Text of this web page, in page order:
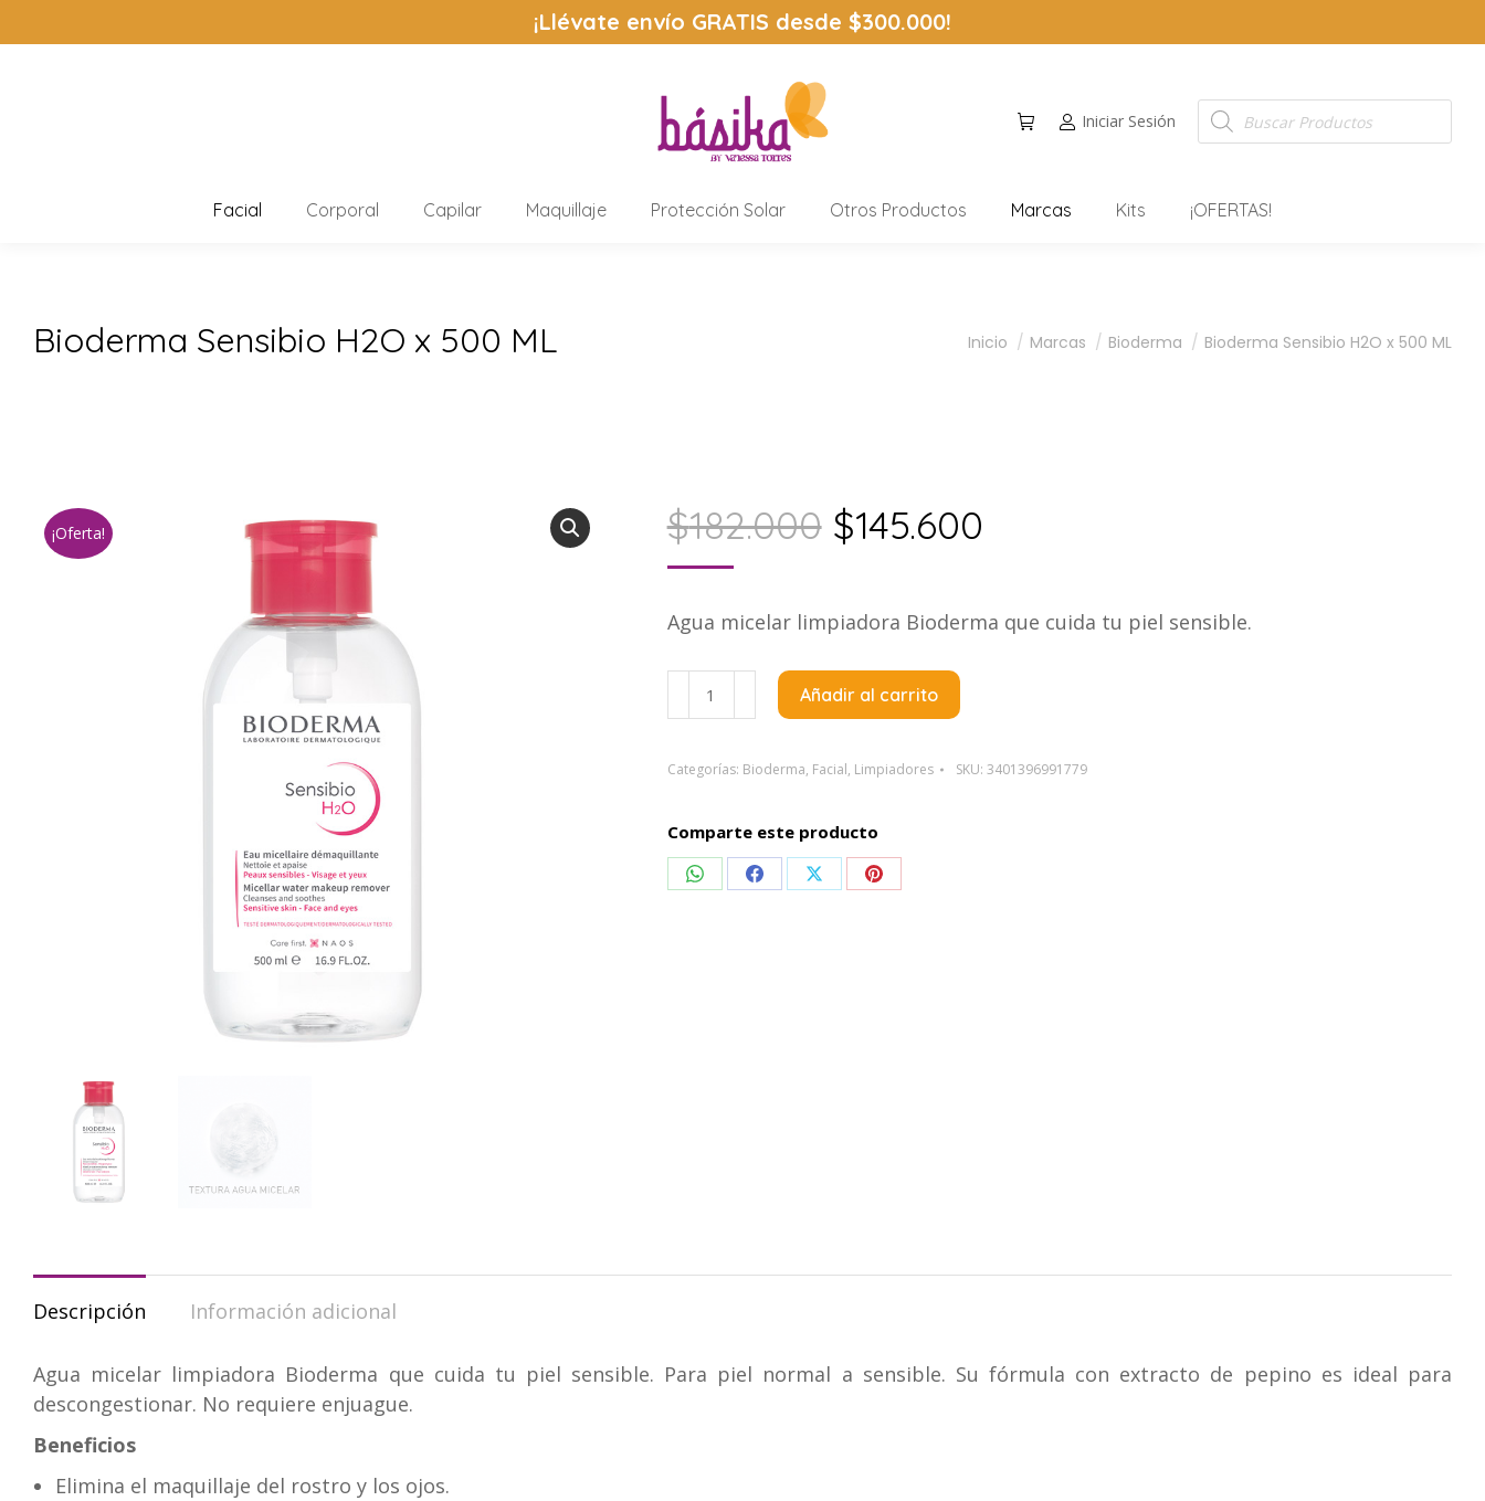
¡Llévate envío GRATIS desde $300.000!
Iniciar Sesión
Facial Corporal Capilar Maquillaje Protección Solar Otros Productos Marcas Kits ¡OFERTAS!
Bioderma Sensibio H2O x 500 ML Estás aquí:
Inicio Marcas Bioderma Bioderma Sensibio H2O x 500 ML
¡Oferta! $182.000 El
original
era:
$145.600
actual
Agua micelar limpiadora Bioderma que cuida tu piel sensible.
Bioderma
Sensibio
x
ML
cantidad
Añadir al carrito
Categorías: Bioderma, Facial, Limpiadores SKU: 3401396991779
Comparte este producto
CompartirCompartirCompartirCompartir
Descripción Información adicional
Agua micelar limpiadora Bioderma que cuida tu piel sensible. Para piel normal a sensible. Su fórmula con extracto de pepino es ideal para
descongestionar. No requiere enjuague.
Beneficios
Elimina el maquillaje del rostro y los ojos.